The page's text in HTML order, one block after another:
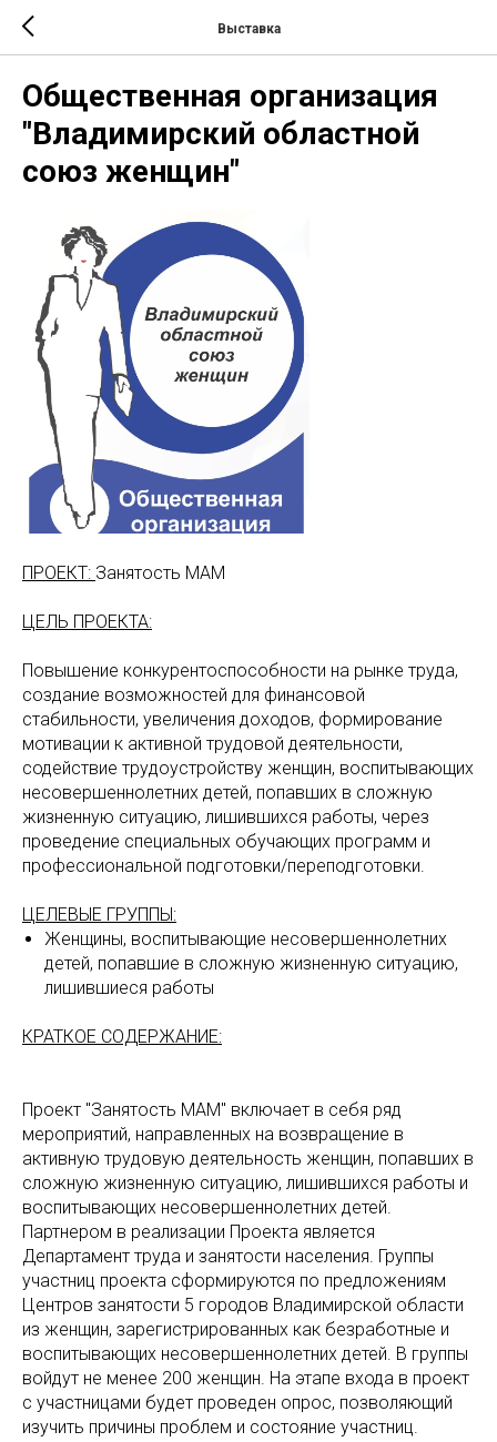
Выставка
Общественная организация
"Владимирский областной
союз женщин"
ПРОЕКТ: Занятость МАМ
ЦЕЛЬ ПРОЕКТА:
Повышение конкурентоспособности на рынке труда,
создание возможностей для финансовой
стабильности, увеличения доходов, формирование
мотивации к активной трудовой деятельности,
содействие трудоустройству женщин, воспитывающих
несовершеннолетних детей, попавших в сложную
жизненную ситуацию, лишившихся работы, через
проведение специальных обучающих программ и
профессиональной подготовки/переподготовки.
ЦЕЛЕВЫЕ ГРУППЫ:
Женщины, воспитывающие несовершеннолетних
детей, попавшие в сложную жизненную ситуацию,
лишившиеся работы
КРАТКОЕ СОДЕРЖАНИЕ:
Проект "Занятость МАМ" включает в себя ряд
мероприятий, направленных на возвращение в
активную трудовую деятельность женщин, попавших в
сложную жизненную ситуацию, лишившихся работы и
воспитывающих несовершеннолетних детей.
Партнером в реализации Проекта является
Департамент труда и занятости населения. Группы
участниц проекта сформируются по предложениям
Центров занятости 5 городов Владимирской области
из женщин, зарегистрированных как безработные и
воспитывающих несовершеннолетних детей. В группы
войдут не менее 200 женщин. На этапе входа в проект
с участницами будет проведен опрос, позволяющий
изучить причины проблем и состояние участниц.